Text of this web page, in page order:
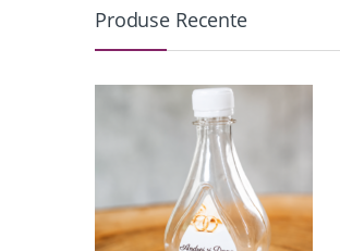
Produse Recente